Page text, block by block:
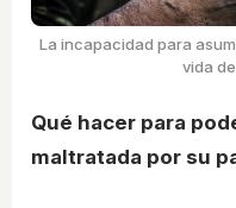
La incapacidad para
vida
Qué hacer para
maltratada por su